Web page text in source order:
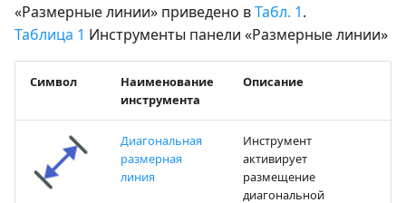
«Размерные линии» приведено вТабл. 1.
Таблица 1 Инструменты панели «Размерные линии»
Символ
Наименование
инструмента
Описание
Диагональная
размерная
линия
Инструмент
активирует
размещение
диагональной